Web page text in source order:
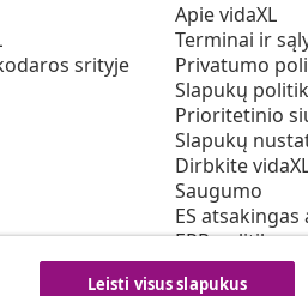
srityje
Apie vidaXL
Terminai ir
Privatumo
Slapukų
Prioritetinio
Slapukų
Dirbkite
Saugumo
ES atsakingas
EPR politiką
Pareiškimas
Leisti visus slapukus